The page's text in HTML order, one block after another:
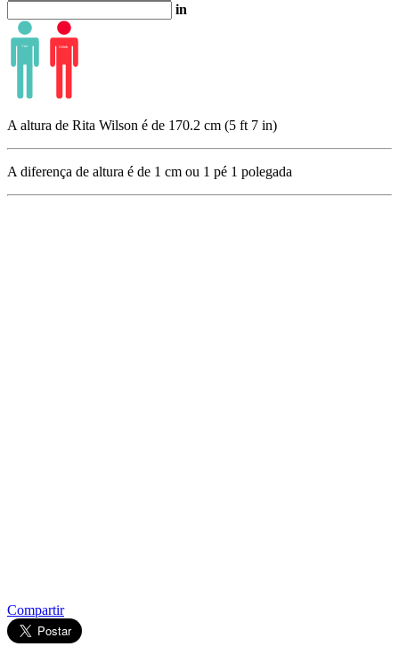
in
A altura de Rita Wilson é de 170.2 cm (5 ft 7 in)
A diferença de altura é de 1 cm ou 1 pé 1 polegada
Compartir